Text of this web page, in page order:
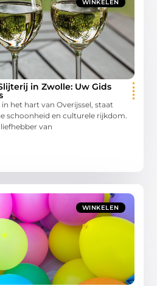
WINKELEN
in Zwolle: Uw Gids
het hart van Overijssel, staat
schoonheid en culturele rijkdom.
van
WINKELEN